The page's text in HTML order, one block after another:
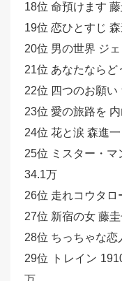
18位 命預けます
19位 恋ひとすじ
20位 男の世界 ジ
21位 あなたなら
22位 四つのお願い
23位 愛の旅路を
24位 花と涙 森進
25位 ミスター・マ
34.1万
26位 走れコウタ
27位 新宿の女 藤
28位 ちっちゃな
29位 トレイン